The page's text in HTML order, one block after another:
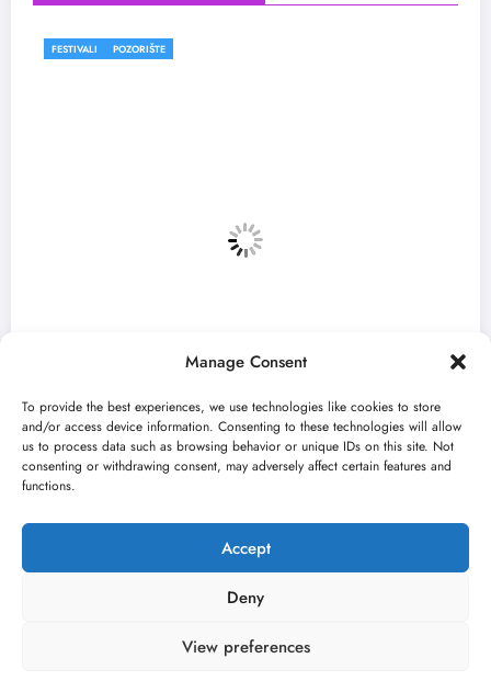
Manage Consent
To provide the best experiences, we use technologies like cookies to store
and/or access device information. Consenting to these technologies will allow
us to process data such as browsing behavior or unique IDs on this site. Not
consenting or withdrawing consent, may adversely affect certain features and
functions.
Accept
Deny
View preferences
u
„Najveći mali festival u
jun 23, 2026
O nama Uslovi
Kontakt